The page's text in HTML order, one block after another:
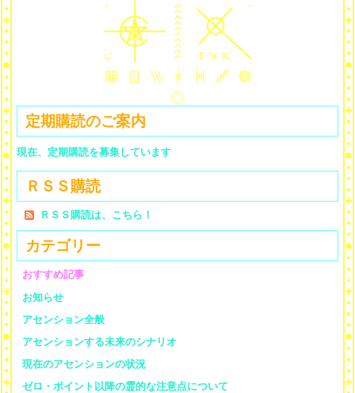
定期購読のご案内
現在、定期購読を募集しています
ＲＳＳ購読
ＲＳＳ購読は、こちら！
カテゴリー
おすすめ記事
お知らせ
アセンション全般
アセンションする未来のシナリオ
現在のアセンションの状況
ゼロ・ポイント以降の霊的な注意点について